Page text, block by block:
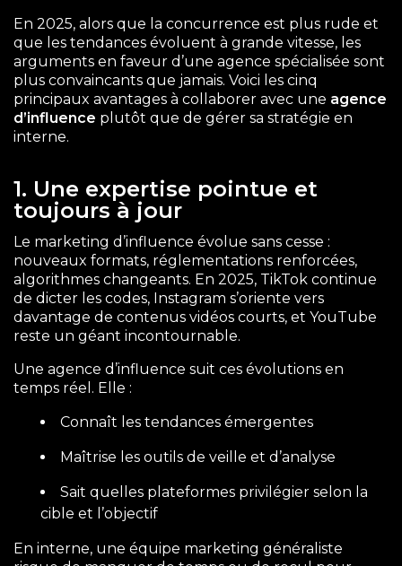
En 2025, alors que la concurrence est plus rude et
que les tendances évoluent à grande vitesse, les
arguments en faveur d’une agence spécialisée sont
plus convaincants que jamais. Voici les cinq
principaux avantages à collaborer avec une agence
d’influence plutôt que de gérer sa stratégie en
interne.
1. Une expertise pointue et
toujours à jour
Le marketing d’influence évolue sans cesse :
nouveaux formats, réglementations renforcées,
algorithmes changeants. En 2025, TikTok continue
de dicter les codes, Instagram s’oriente vers
davantage de contenus vidéos courts, et YouTube
reste un géant incontournable.
Une agence d’influence suit ces évolutions en
temps réel. Elle :
Connaît les tendances émergentes
Maîtrise les outils de veille et d’analyse
Sait quelles plateformes privilégier selon la
cible et l’objectif
En interne, une équipe marketing généraliste